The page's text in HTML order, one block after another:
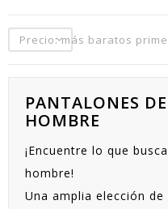
Precio: más baratos
PANTALONES
HOMBRE
¡Encuentre lo que
hombre!
Una amplia elección